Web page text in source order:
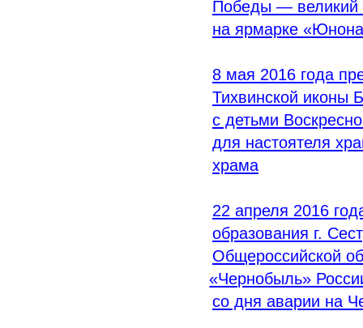
Победы — великий
на ярмарке «Юнона
8 мая 2016 года
Тихвинской иконы
с детьми
для настоятеля
храма
22 апреля 2016
образования г.
Общероссийской
«Чернобыль»
со дня аварии на